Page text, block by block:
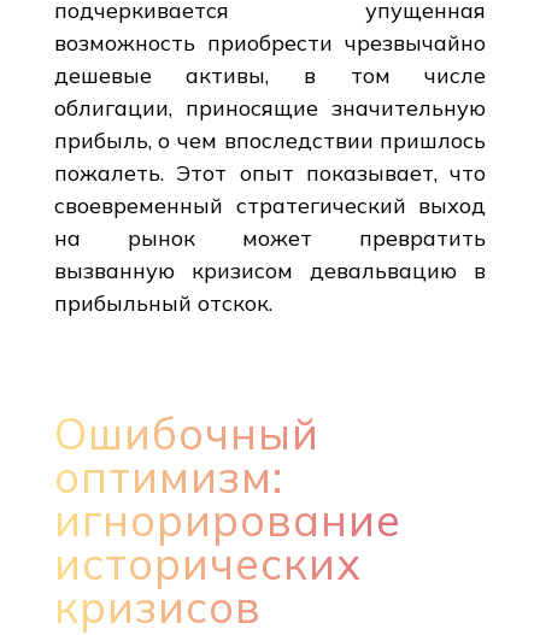
подчеркивается упущенная
возможность приобрести чрезвычайно
дешевые активы, в том числе
облигации, приносящие значительную
прибыль, о чем впоследствии пришлось
пожалеть. Этот опыт показывает, что
своевременный стратегический выход
на рынок может превратить
вызванную кризисом девальвацию в
прибыльный отскок.
Ошибочный
оптимизм:
игнорирование
исторических
кризисов